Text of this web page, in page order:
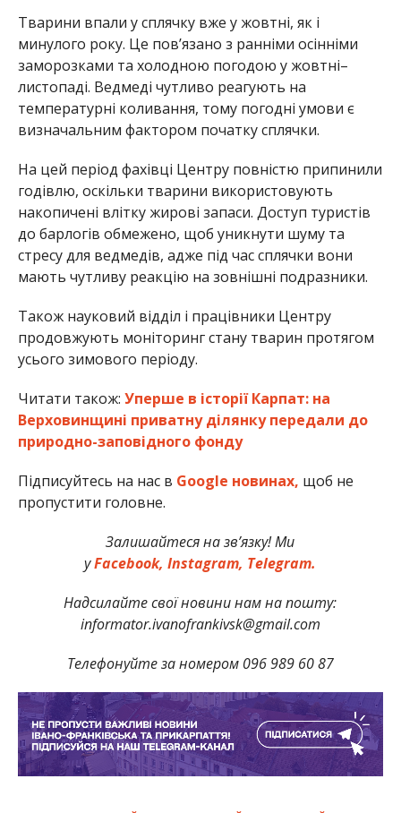
Тварини впали у сплячку вже у жовтні, як і
минулого року. Це пов’язано з ранніми осінніми
заморозками та холодною погодою у жовтні–
листопаді. Ведмеді чутливо реагують на
температурні коливання, тому погодні умови є
визначальним фактором початку сплячки.
На цей період фахівці Центру повністю припинили
годівлю, оскільки тварини використовують
накопичені влітку жирові запаси. Доступ туристів
до барлогів обмежено, щоб уникнути шуму та
стресу для ведмедів, адже під час сплячки вони
мають чутливу реакцію на зовнішні подразники.
Також науковий відділ і працівники Центру
продовжують моніторинг стану тварин протягом
усього зимового періоду.
Читати також: Уперше в історії Карпат: на
Верховинщині приватну ділянку передали до
природно-заповідного фонду
Підписуйтесь на нас в Google новинах, щоб не
пропустити головне.
Залишайтеся на зв’язку! Ми
уFacebook, Instagram, Telegram.
Надсилайте свої новини нам на пошту:
informator.ivanofrankivsk@gmail.com
Телефонуйте за номером 096 989 60 87